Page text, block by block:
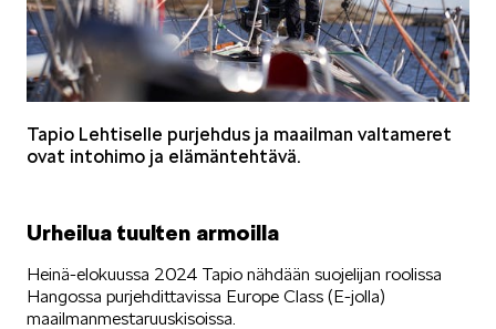
Tapio Lehtiselle purjehdus ja maailman valtameret
ovat intohimo ja elämäntehtävä.
Urheilua tuulten armoilla
Heinä-elokuussa 2024 Tapio nähdään suojelijan roolissa
Hangossa purjehdittavissa Europe Class (E-jolla)
maailmanmestaruuskisoissa.